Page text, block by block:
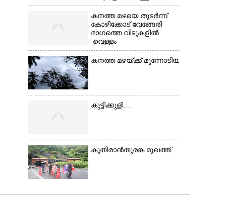
കയറിയപ്പോൾ
കനത്ത മഴയെ തുടർന്ന്
കോഴിക്കോട് വേങ്ങേരി
ഭാഗത്തെ വീടുകളിൽ
വെള്ളം
കയറിയപ്പോൾ ആളുകളെ സുരക്ഷിത
കനത്ത മഴയ്ക്ക് മുന്നോടിയായി
കുട്ടിക്കുളി....
കുതിരാൻതുരങ്ക മുഖത്ത്...